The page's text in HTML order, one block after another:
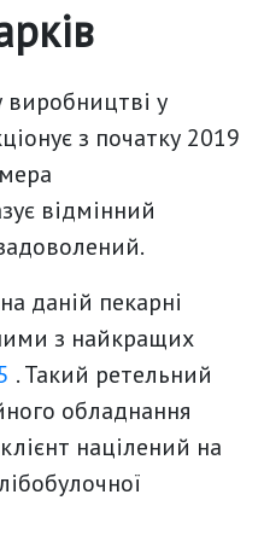
виробництві у
з початку 2019
відмінний
даній пекарні
з найкращих
. Такий ретельний
обладнання
націлений на